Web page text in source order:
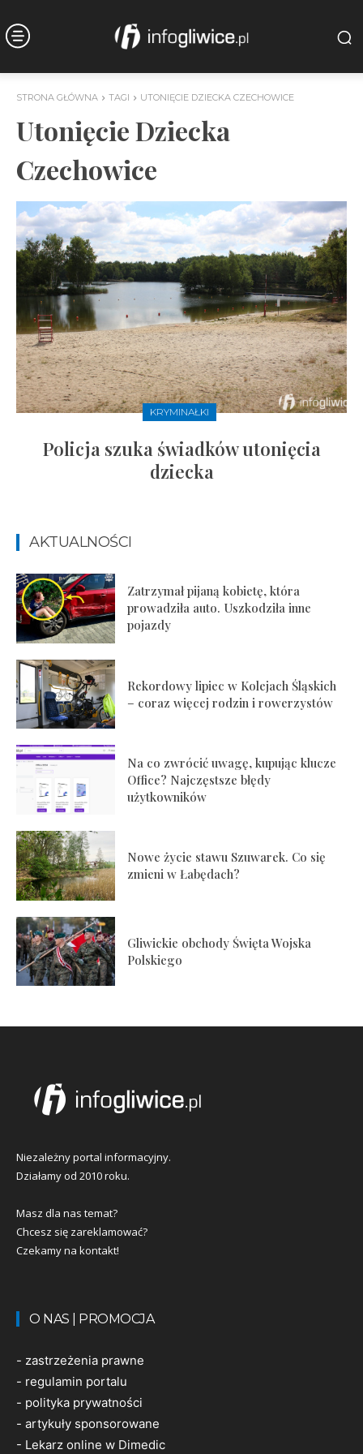
STRONA GŁÓWNA TAGI UTONIĘCIE DZIECKA CZECHOWICE
Utonięcie Dziecka
Czechowice
KRYMINAŁKI
Policja szuka świadków utonięcia
dziecka
AKTUALNOŚCI
Zatrzymał pijaną kobietę, która
prowadziła auto. Uszkodziła inne
pojazdy
Rekordowy lipiec w Kolejach Śląskich
– coraz więcej rodzin i rowerzystów
Na co zwrócić uwagę, kupując klucze
Office? Najczęstsze błędy
użytkowników
Nowe życie stawu Szuwarek. Co się
zmieni w Łabędach?
Gliwickie obchody Święta Wojska
Polskiego
Niezależny portal informacyjny.
Działamy od 2010 roku.
Masz dla nas temat?
Chcesz się zareklamować?
Czekamy na kontakt!
O NAS | PROMOCJA
- zastrzeżenia prawne
- regulamin portalu
- polityka prywatności
- artykuły sponsorowane
- Lekarz online w Dimedic